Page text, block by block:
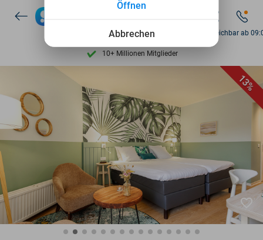
7 Tage die Woche verfügbar
10+ Millionen Mitglieder
9,4 basierend auf206.559 Bewertungen
7 Tage die Woche verfügbar
10+ Millionen Mitglieder
Di. erreichbar ab
13%
favorite_border
Abbrechen
Öffnen